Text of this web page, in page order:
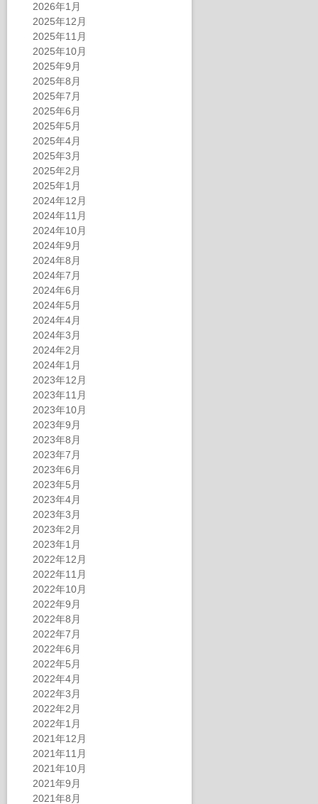
2026年1月
2025年12月
2025年11月
2025年10月
2025年9月
2025年8月
2025年7月
2025年6月
2025年5月
2025年4月
2025年3月
2025年2月
2025年1月
2024年12月
2024年11月
2024年10月
2024年9月
2024年8月
2024年7月
2024年6月
2024年5月
2024年4月
2024年3月
2024年2月
2024年1月
2023年12月
2023年11月
2023年10月
2023年9月
2023年8月
2023年7月
2023年6月
2023年5月
2023年4月
2023年3月
2023年2月
2023年1月
2022年12月
2022年11月
2022年10月
2022年9月
2022年8月
2022年7月
2022年6月
2022年5月
2022年4月
2022年3月
2022年2月
2022年1月
2021年12月
2021年11月
2021年10月
2021年9月
2021年8月